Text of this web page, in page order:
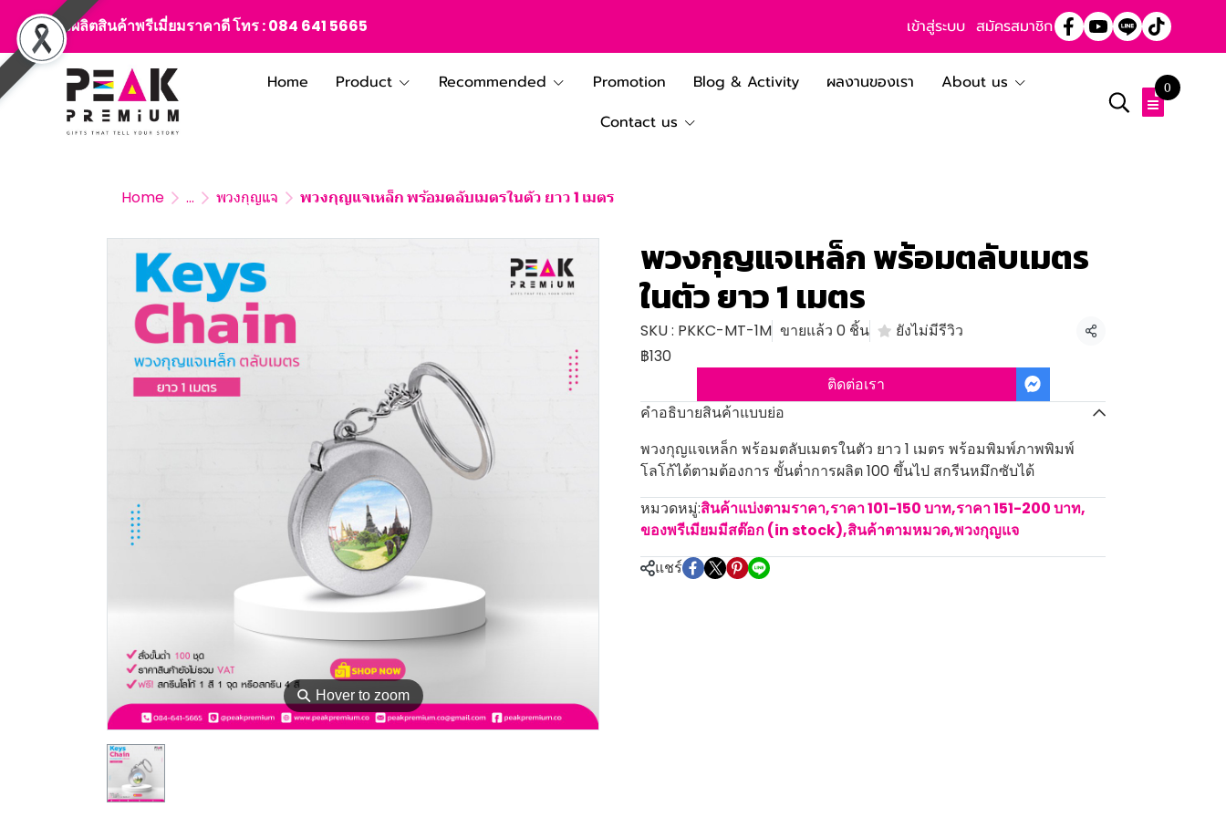
สั่งผลิตสินค้าพรีเมี่ยมราคาดี โทร :084 641 5665 เข้าสู่ระบบ สมัครสมาชิก
Home Product Recommended Promotion Blog & Activity ผลงานของเรา
About us
Contact us
0
Home ... พวงกุญแจ พวงกุญแจเหล็ก พร้อมตลับเมตรในตัว ยาว 1 เมตร
⚲ Hover to zoom
พวงกุญแจเหล็ก พร้อมตลับเมตร
ในตัว ยาว 1 เมตร
SKU : PKKC-MT-1M ขายแล้ว 0 ชิ้น ยังไม่มีรีวิว
แชร์
฿130
ติดต่อเรา
คำอธิบายสินค้าแบบย่อ
พวงกุญแจเหล็ก พร้อมตลับเมตรในตัว ยาว 1 เมตร พร้อมพิมพ์ภาพพิมพ์
โลโก้ได้ตามต้องการ ขั้นต่ำการผลิต 100 ขึ้นไป สกรีนหมึกซับได้
หมวดหมู่:สินค้าแบ่งตามราคา,ราคา 101-150 บาท,ราคา 151-200 บาท,
ของพรีเมียมมีสต๊อก (in stock),สินค้าตามหมวด,พวงกุญแจ
แชร์